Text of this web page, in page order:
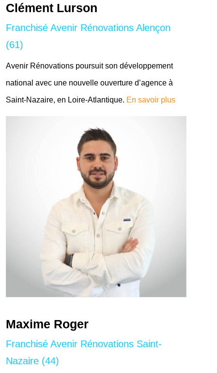
Clément Lurson
Franchisé Avenir Rénovations Alençon
(61)
Avenir Rénovations poursuit son développement
national avec une nouvelle ouverture d’agence à
Saint-Nazaire, en Loire-Atlantique. En savoir plus
Maxime Roger
Franchisé Avenir Rénovations Saint-
Nazaire (44)